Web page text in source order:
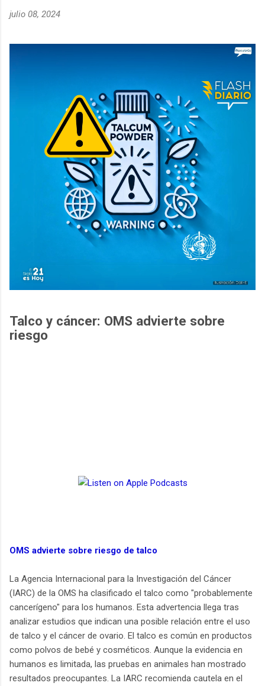
julio 08, 2024
Talco y cáncer: OMS advierte sobre
riesgo
OMS advierte sobre riesgo de talco
La Agencia Internacional para la Investigación del Cáncer
(IARC) de la OMS ha clasificado el talco como "probablemente
cancerígeno" para los humanos. Esta advertencia llega tras
analizar estudios que indican una posible relación entre el uso
de talco y el cáncer de ovario. El talco es común en productos
como polvos de bebé y cosméticos. Aunque la evidencia en
humanos es limitada, las pruebas en animales han mostrado
resultados preocupantes. La IARC recomienda cautela en el